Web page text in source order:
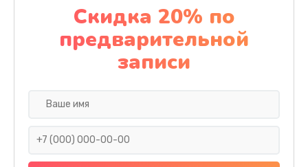
Замена дисплея (экрана)
2000 руб.
Заказать
Ремонт платы электроники
Скидка 20% по
предварительной
записи